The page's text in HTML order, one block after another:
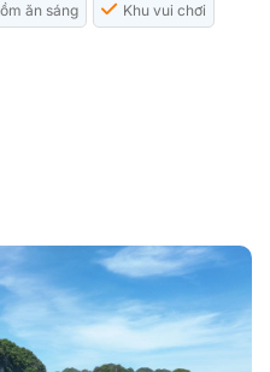
ăn sáng Khu vui chơi